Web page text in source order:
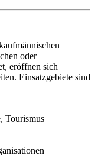
oder
eröffnen sich
Einsatzgebiete sind
Tourismus